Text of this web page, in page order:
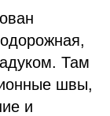
Там
швы,
и